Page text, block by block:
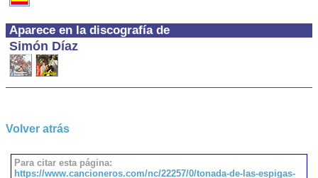
Aparece en la discografía de
Simón Díaz
Volver atrás
Para citar esta página:
https://www.cancioneros.com/nc/22257/0/tonada-de-las-espigas-